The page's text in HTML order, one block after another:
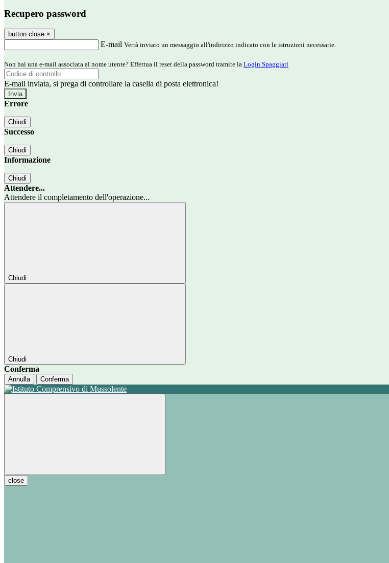
Recupero password
button close ×
E-mail Verrà inviato un messaggio all'indirizzo indicato con le istruzioni necessarie.
Non hai una e-mail associata al nome utente? Effettua il reset della password tramite la Login Spaggiari
E-mail inviata, si prega di controllare la casella di posta elettronica!
Errore
Chiudi
Successo
Chiudi
Informazione
Chiudi
Attendere...
Attendere il completamento dell'operazione...
Chiudi
Chiudi
Conferma
Annulla Conferma
close